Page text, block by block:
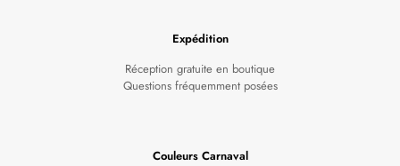
Expédition
Réception gratuite en boutique
Questions fréquemment posées
Couleurs Carnaval